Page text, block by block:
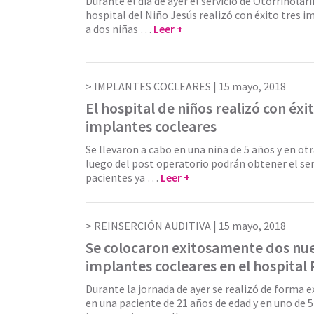
hospital del Niño Jesús realizó con éxito tres
a dos niñas … Leer +
IMPLANTES COCLEARES | 15 mayo, 2018
El hospital de niños realizó con
implantes cocleares
Se llevaron a cabo en una niña de 5 años y en
luego del post operatorio podrán obtener el
pacientes ya … Leer +
REINSERCIÓN AUDITIVA | 15 mayo, 2018
Se colocaron exitosamente dos
implantes cocleares en el hospital
Durante la jornada de ayer se realizó de forma
en una paciente de 21 años de edad y en uno de